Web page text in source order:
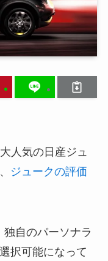
人気の日産ジュ
ジュークの評価
自のパーソナラ
択可能になって